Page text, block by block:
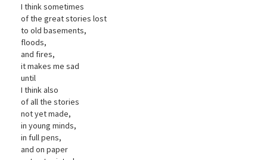
I think sometimes
of the great stories lost
to old basements,
floods,
and fires,
it makes me sad
until
I think also
of all the stories
not yet made,
in young minds,
in full pens,
and on paper